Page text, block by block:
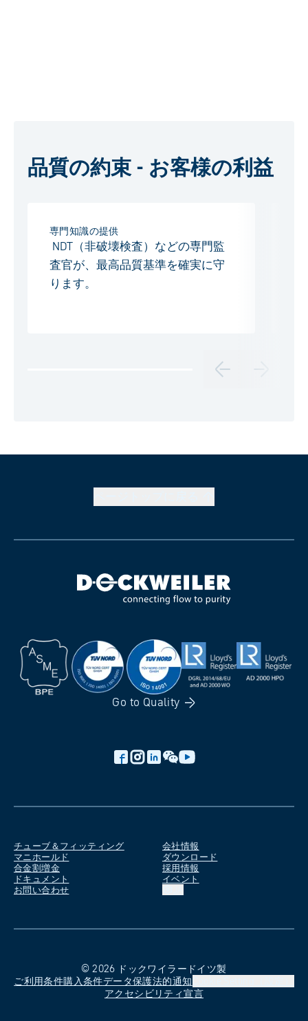
品質の約束 - お客様の利益
専門知識の提供
NDT（非破壊検査）などの専門監
査官が、最高品質基準を確実に守
ります。
Go to Quality
チューブ＆フィッティング
マニホールド
合金割増金
ドキュメント
お問い合わせ
会社情報
ダウンロード
採用情報
イベント
©2026 ドックワイラー ドイツ製
ご利用条件購入条件データ保護法的通知
アクセシビリティ宣言